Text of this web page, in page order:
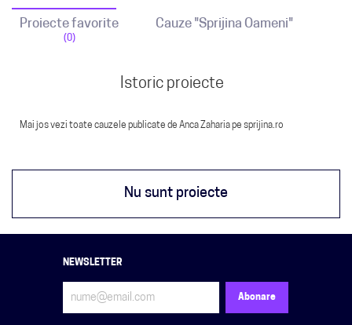
Proiecte favorite
(0)
Cauze "Sprijina Oameni"
Istoric proiecte
Mai jos vezi toate cauzele publicate de Anca Zaharia pe sprijina.ro
Nu sunt proiecte
NEWSLETTER